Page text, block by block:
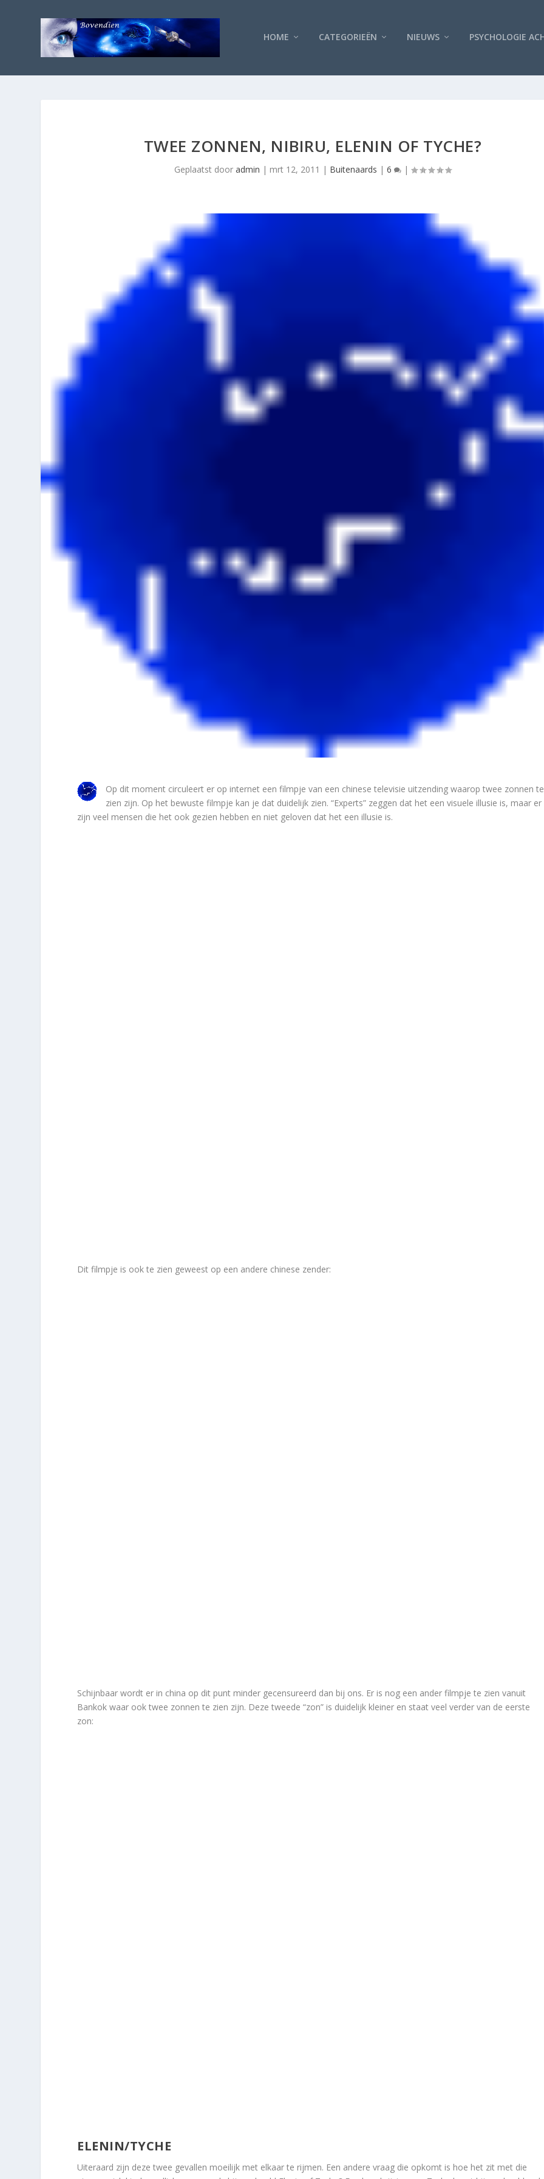
HOME CATEGORIEËN NIEUWS PSYCHOLOGIE
TWEE ZONNEN, NIBIRU, ELENIN OF TYCHE?
Geplaatst door admin | mrt 12, 2011 | Buitenaards | 6 |
Op dit moment circuleert er op internet een filmpje van een chinese televisie uitzending waarop twee zonnen te
zien zijn. Op het bewuste filmpje kan je dat duidelijk zien. “Experts” zeggen dat het een visuele illusie is, maar er
zijn veel mensen die het ook gezien hebben en niet geloven dat het een illusie is.
Dit filmpje is ook te zien geweest op een andere chinese zender:
Schijnbaar wordt er in china op dit punt minder gecensureerd dan bij ons. Er is nog een ander filmpje te zien vanuit
Bankok waar ook twee zonnen te zien zijn. Deze tweede “zon” is duidelijk kleiner en staat veel verder van de eerste
zon:
ELENIN/TYCHE
Uiteraard zijn deze twee gevallen moeilijk met elkaar te rijmen. Een andere vraag die opkomt is hoe het zit met die